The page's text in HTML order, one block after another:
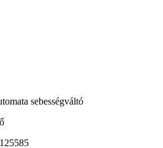
sebességváltó